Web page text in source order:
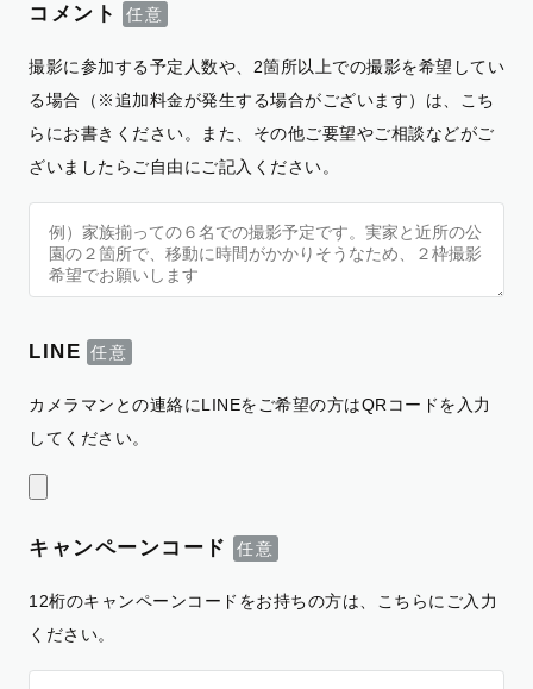
コメント
撮影に参加する予定人数や、2箇所以上での撮影を希望してい
る場合（※追加料金が発生する場合がございます）は、こち
らにお書きください。また、その他ご要望やご相談などがご
ざいましたらご自由にご記入ください。
LINE
カメラマンとの連絡にLINEをご希望の方はQRコードを入力
してください。
キャンペーンコード
12桁のキャンペーンコードをお持ちの方は、こちらにご入力
ください。